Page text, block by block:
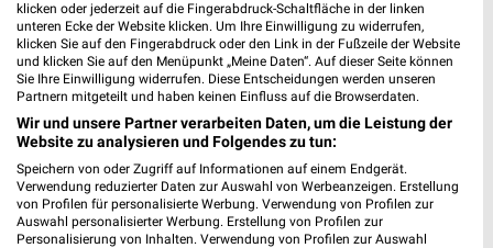
Wiederholdstraße 1
34613 Schwalmstadt
Heute 09:00 - 18:00 Uhr | Geschlossen
337,86 km
Rossmann Gladenbach
Adolf-Theis-Str. 4-8
35075 Gladenbach
klicken oder jederzeit auf die Fingerabdruck-Schaltfläche in der linken
unteren Ecke der Website klicken. Um Ihre Einwilligung zu widerrufen,
klicken Sie auf den Fingerabdruck oder den Link in der Fußzeile der Website
und klicken Sie auf den Menüpunkt „Meine Daten“. Auf dieser Seite können
Sie Ihre Einwilligung widerrufen. Diese Entscheidungen werden unseren
Partnern mitgeteilt und haben keinen Einfluss auf die Browserdaten.
Wir und unsere Partner verarbeiten Daten, um die Leistung der
Website zu analysieren und Folgendes zu tun:
Speichern von oder Zugriff auf Informationen auf einem Endgerät.
Verwendung reduzierter Daten zur Auswahl von Werbeanzeigen. Erstellung
von Profilen für personalisierte Werbung. Verwendung von Profilen zur
Auswahl personalisierter Werbung. Erstellung von Profilen zur
Personalisierung von Inhalten. Verwendung von Profilen zur Auswahl